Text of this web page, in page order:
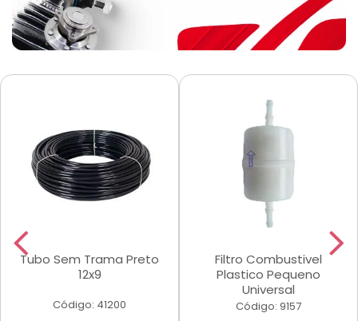
Tubo Sem Trama Preto
12x9
Código: 41200
Filtro Combustivel
Plastico Pequeno
Universal
Código: 9157